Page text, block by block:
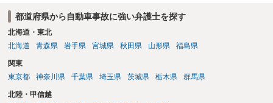
都道府県から自動車事故に強い弁護士を探す
北海道・東北
北海道
青森県 岩手県 宮城県 秋田県 山形県 福島県
関東
東京都
神奈川県 千葉県 埼玉県 茨城県 栃木県 群馬県
北陸・甲信越